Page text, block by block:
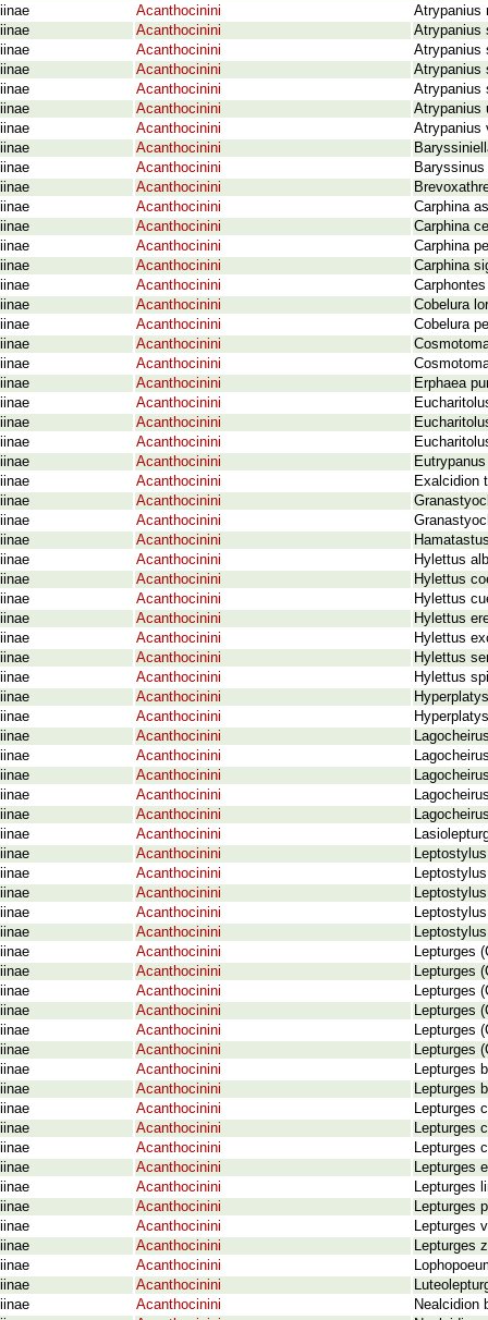
Acanthocinini
Atrypanius
Acanthocinini
Atrypanius
Acanthocinini
Atrypanius
Acanthocinini
Atrypanius
Acanthocinini
Atrypanius
Acanthocinini
Atrypanius
Acanthocinini
Atrypanius
Acanthocinini
Acanthocinini
Acanthocinini
Acanthocinini
Carphina
Acanthocinini
Carphina
Acanthocinini
Carphina
Acanthocinini
Carphina
Acanthocinini
Acanthocinini
Cobelura
Acanthocinini
Cobelura
Acanthocinini
Acanthocinini
Acanthocinini
Erphaea
Acanthocinini
Acanthocinini
Acanthocinini
Acanthocinini
Acanthocinini
Exalcidion
Acanthocinini
Acanthocinini
Acanthocinini
Acanthocinini
Hylettus
Acanthocinini
Hylettus
Acanthocinini
Hylettus
Acanthocinini
Hylettus
Acanthocinini
Hylettus
Acanthocinini
Hylettus
Acanthocinini
Hylettus
Acanthocinini
Acanthocinini
Acanthocinini
Acanthocinini
Acanthocinini
Acanthocinini
Acanthocinini
Acanthocinini
Acanthocinini
Acanthocinini
Acanthocinini
Acanthocinini
Acanthocinini
Acanthocinini
Lepturges
Acanthocinini
Lepturges
Acanthocinini
Lepturges
Acanthocinini
Lepturges
Acanthocinini
Lepturges
Acanthocinini
Lepturges
Acanthocinini
Lepturges
Acanthocinini
Lepturges
Acanthocinini
Lepturges
Acanthocinini
Lepturges
Acanthocinini
Lepturges
Acanthocinini
Lepturges
Acanthocinini
Lepturges
Acanthocinini
Lepturges
Acanthocinini
Lepturges
Acanthocinini
Lepturges
Acanthocinini
Acanthocinini
Acanthocinini
Nealcidion